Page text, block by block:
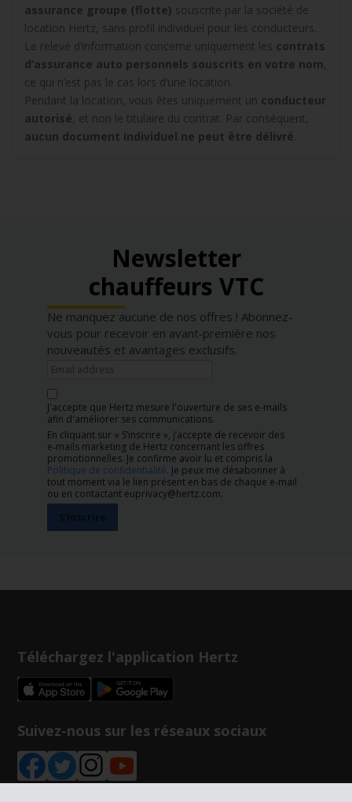
assurance groupe (flotte) souscrite par la société de
location Hertz, sans profil individuel pour les conducteurs.
Le relevé d’information concerne uniquement les contrats
d’assurance auto personnels souscrits en votre nom,
ce qui n’est pas le cas lors d’une location.
Pendant la location, vous êtes uniquement un conducteur
autorisé, et non le titulaire du contrat. Par conséquent,
aucun document individuel ne peut être délivré
Newsletter
chauffeurs VTC
Ne manquez aucune de nos offres ! Abonnez-
vous pour recevoir en avant‑première nos
nouveautés et avantages exclusifs.
J'accepte que Hertz mesure l'ouverture de ses e-mails
afin d'améliorer ses communications.
En cliquant sur « S’inscrire », j’accepte de recevoir des
e‑mails marketing de Hertz concernant les offres
promotionnelles. Je confirme avoir lu et compris la
Politique de confidentialité. Je peux me désabonner à
tout moment via le lien présent en bas de chaque e‑mail
ou en contactant euprivacy@hertz.com.
S'inscrire
Téléchargez l'application Hertz
Suivez-nous sur les réseaux sociaux